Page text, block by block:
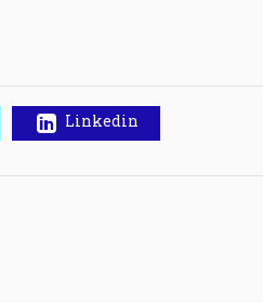
Linkedin